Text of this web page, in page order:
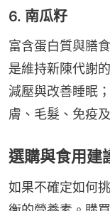
6. 南瓜籽
富含蛋白質與膳
是維持新陳代謝
減壓與改善睡眠
膚、毛髮、免疫
選購與食用建
如果不確定如何